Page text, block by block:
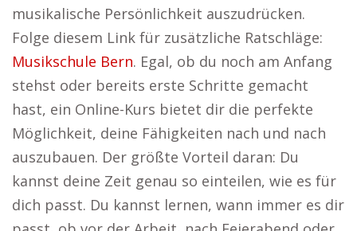
musikalische Persönlichkeit auszudrücken.
Folge diesem Link für zusätzliche Ratschläge:
Musikschule Bern. Egal, ob du noch am Anfang
stehst oder bereits erste Schritte gemacht
hast, ein Online-Kurs bietet dir die perfekte
Möglichkeit, deine Fähigkeiten nach und nach
auszubauen. Der größte Vorteil daran: Du
kannst deine Zeit genau so einteilen, wie es für
dich passt. Du kannst lernen, wann immer es dir